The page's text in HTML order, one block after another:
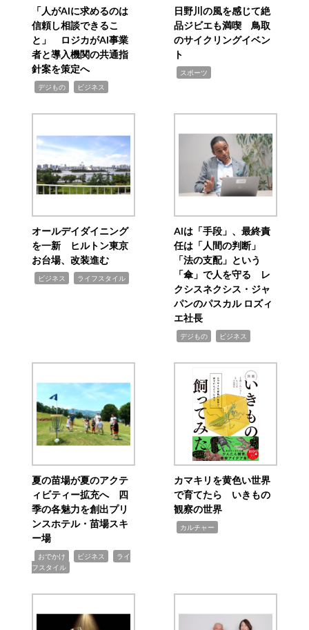
「人がAIに求めるのは
信頼し相談できるこ
と」 ロジカがAI事業
者と導入機関の共通指
針案を策定へ
デジもの ビジネス
日野川の風を感じて絶
品ジビエも満喫 鳥取
のサイクリングイベン
ト
スポーツ
オールデイダイニング
を一新 ヒルトン東京
お台場、改装進む
ビジネス ライフスタイル
AIは「手段」、最終責
任は「人間の判断」
「法の支配」という
「傘」で人を守る レ
クシスネクシス・ジャ
パンのパスカル ロズィ
エ社長
デジもの ビジネス
夏の苗場が夏のアクテ
ィビティー拡充へ 四
季の各魅力を創出プリ
ンスホテル・苗場スキ
ー場
おでかけ ビジネス
ライ
フスタイル
カマキリを黄色い世界
で育てたら いきもの
観察の世界
カルチャー